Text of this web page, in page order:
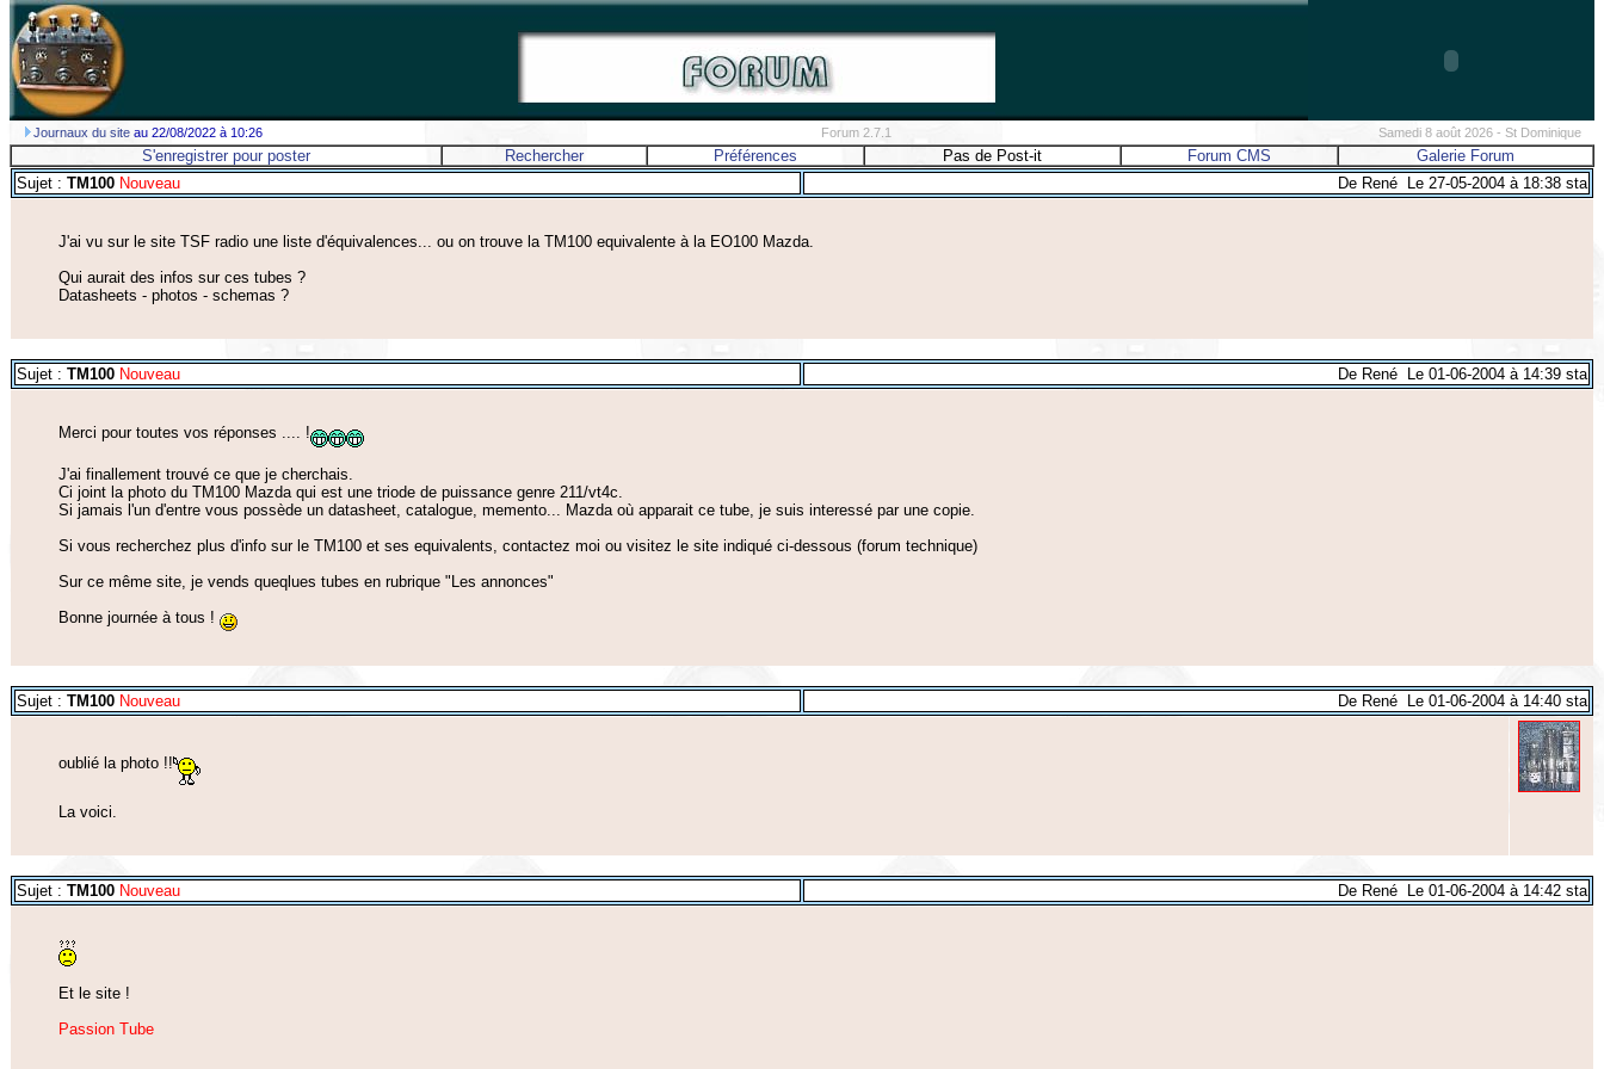
Journaux du site au 22/08/2022 à 10:26 Forum 2.7.1 Samedi 8 août 2026 - St Dominique
S'enregistrer pour poster Rechercher Préférences Pas de Post-it Forum CMS
Galerie Forum
Sujet : TM100 Nouveau De René Le 27-05-2004 à 18:38 sta
J'ai vu sur le site TSF radio une liste d'équivalences... ou on trouve la TM100 equivalente à la EO100 Mazda.
Qui aurait des infos sur ces tubes ?
Datasheets - photos - schemas ?
Sujet : TM100 Nouveau De René Le 01-06-2004 à 14:39 sta
Merci pour toutes vos réponses .... !
J'ai finallement trouvé ce que je cherchais.
Ci joint la photo du TM100 Mazda qui est une triode de puissance genre 211/vt4c.
Si jamais l'un d'entre vous possède un datasheet, catalogue, memento... Mazda où apparait ce tube, je suis interessé par une copie.
Si vous recherchez plus d'info sur le TM100 et ses equivalents, contactez moi ou visitez le site indiqué ci-dessous (forum technique)
Sur ce même site, je vends queqlues tubes en rubrique "Les annonces"
Bonne journée à tous !
Sujet : TM100 Nouveau De René Le 01-06-2004 à 14:40 sta
oublié la photo !!
La voici.
Sujet : TM100 Nouveau De René Le 01-06-2004 à 14:42 sta
Et le site !
Passion Tube